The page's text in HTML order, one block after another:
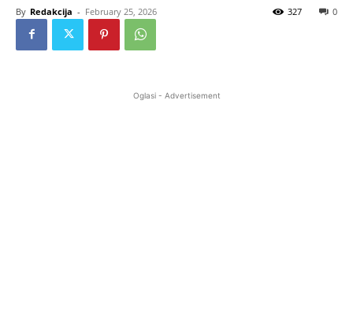
By Redakcija - February 25, 2026 0
327
Oglasi - Advertisement